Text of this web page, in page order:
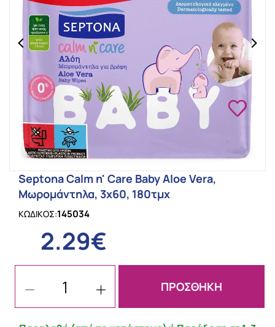
Septona Calm n' Care Baby Aloe Vera,
Μωρομάντηλα, 3x60, 180τμχ
ΚΩΔΙΚΟΣ:145034
2.29€
ΠΡΟΣΘΗΚΗ